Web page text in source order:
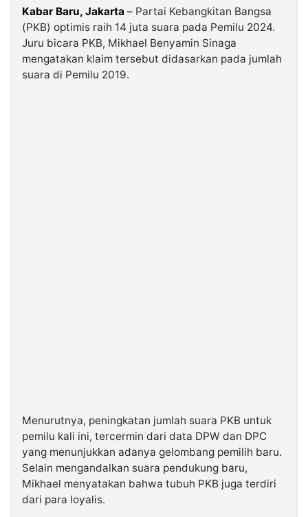
Kabar Baru, Jakarta – Partai Kebangkitan Bangsa
(PKB) optimis raih 14 juta suara pada Pemilu 2024.
Juru bicara PKB, Mikhael Benyamin Sinaga
mengatakan klaim tersebut didasarkan pada jumlah
suara di Pemilu 2019.
Menurutnya, peningkatan jumlah suara PKB untuk
pemilu kali ini, tercermin dari data DPW dan DPC
yang menunjukkan adanya gelombang pemilih baru.
Selain mengandalkan suara pendukung baru,
Mikhael menyatakan bahwa tubuh PKB juga terdiri
dari para loyalis.